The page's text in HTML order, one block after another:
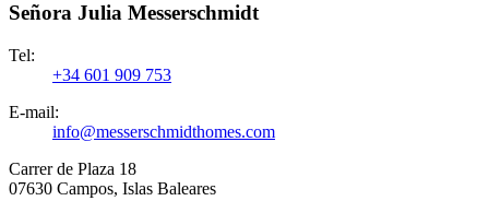
Señora Julia Messerschmidt
Tel:
+34 601 909 753
E-mail:
info@messerschmidthomes.com
Carrer de Plaza 18
07630 Campos, Islas Baleares